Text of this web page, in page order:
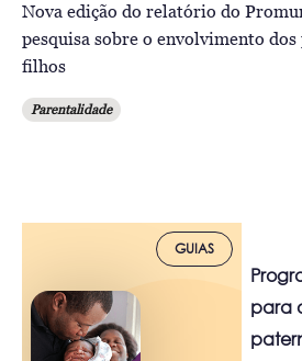
Nova edição do relatório do
pesquisa sobre o envolvimento dos
filhos
Parentalidade
GUIAS
para